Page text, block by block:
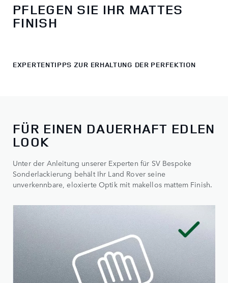
PFLEGEN SIE IHR MATTES
FINISH​
EXPERTENTIPPS ZUR ERHALTUNG DER PERFEKTION
FÜR EINEN DAUERHAFT EDLEN
LOOK
Unter der Anleitung unserer Experten für SV Bespoke
Sonderlackierung behält Ihr Land Rover seine
unverkennbare, eloxierte Optik mit makellos mattem Finish.